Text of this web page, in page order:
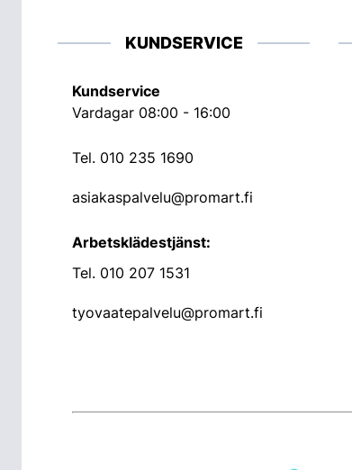
KUNDSERVICE
Kundservice
Vardagar 08:00 - 16:00
Tel. 010 235 1690
asiakaspalvelu@promart.fi
Arbetsklädestjänst:
Tel. 010 207 1531
tyovaatepalvelu@promart.fi